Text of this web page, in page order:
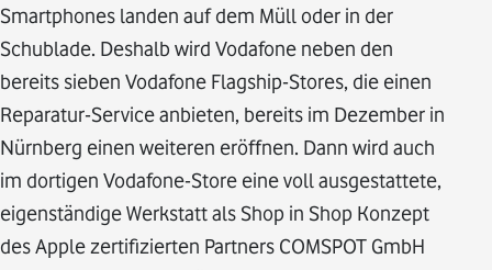
Smartphones landen auf dem Müll oder in der
Schublade. Deshalb wird Vodafone neben den
bereits sieben Vodafone Flagship-Stores, die einen
Reparatur-Service anbieten, bereits im Dezember in
Nürnberg einen weiteren eröffnen. Dann wird auch
im dortigen Vodafone-Store eine voll ausgestattete,
eigenständige Werkstatt als Shop in Shop Konzept
des Apple zertifizierten Partners COMSPOT GmbH